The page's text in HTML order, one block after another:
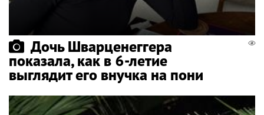
Дочь Шварценеггера
показала, как в 6-летие
выглядит его внучка на пони